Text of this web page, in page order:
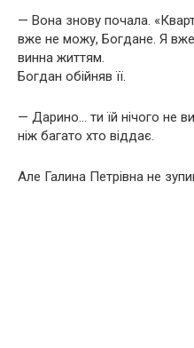
— Вона знову почала.
вже не можу, Богдане. Я вже
винна життям.
Богдан обійняв її.
— Дарино… ти їй нічого не
ніж багато хто віддає.
Але Галина Петрівна не